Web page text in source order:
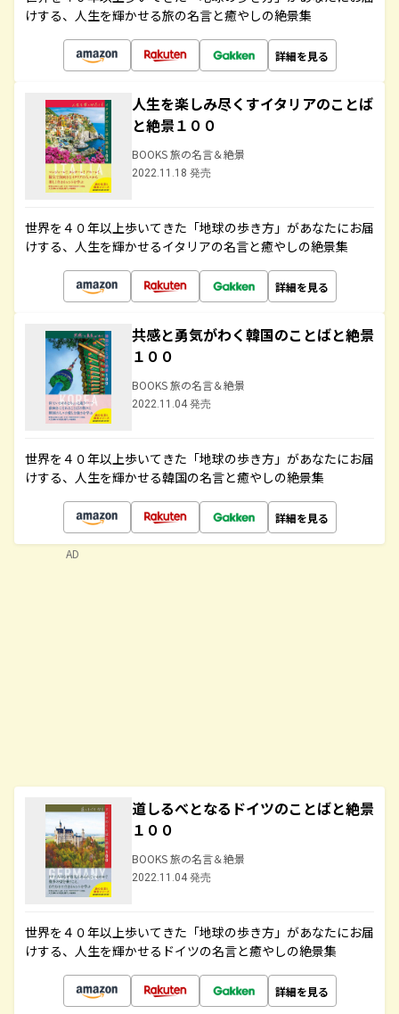
けする、人生を輝かせる旅の名言と癒やしの絶景集
詳細を見る
人生を楽しみ尽くすイタリアのことば
と絶景１００
BOOKS 旅の名言＆絶景
2022.11.18 発売
世界を４０年以上歩いてきた「地球の歩き方」があなたにお届
けする、人生を輝かせるイタリアの名言と癒やしの絶景集
詳細を見る
共感と勇気がわく韓国のことばと絶景
１００
BOOKS 旅の名言＆絶景
2022.11.04 発売
世界を４０年以上歩いてきた「地球の歩き方」があなたにお届
けする、人生を輝かせる韓国の名言と癒やしの絶景集
詳細を見る
道しるべとなるドイツのことばと絶景
１００
BOOKS 旅の名言＆絶景
2022.11.04 発売
世界を４０年以上歩いてきた「地球の歩き方」があなたにお届
けする、人生を輝かせるドイツの名言と癒やしの絶景集
詳細を見る
AD